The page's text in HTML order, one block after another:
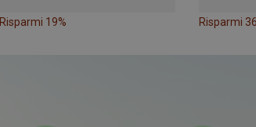
Risparmi 19% Risparmi